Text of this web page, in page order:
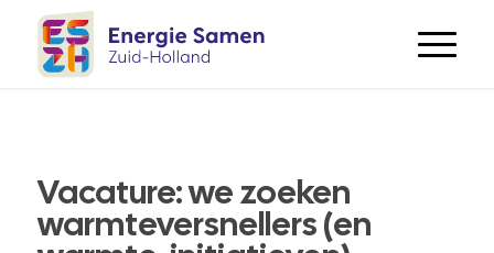
Vacature: we zoeken
warmteversnellers (en